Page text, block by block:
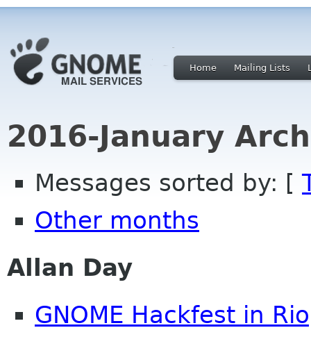
Home Mailing Lists
2016-January
Messages sorted by: [
Other months
Allan Day
GNOME Hackfest in